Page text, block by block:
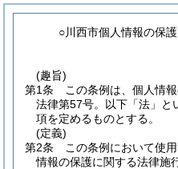
○川西市個人情報の保
(趣旨)
第1条
この条例は、個人情
法律第57号。以下「法」と
項を定めるものとする。
(定義)
第2条
この条例において使
情報の保護に関する法律施